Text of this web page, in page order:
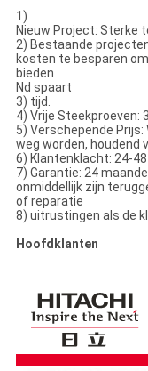
1)
Nieuw Project: Sterke
2) Bestaande
kosten te besparen
bieden
Nd spaart
3) tijd.
4) Vrije Steekproeven:
5) Verschepende Prijs:
weg worden, houdend
6) Klantenklacht: 24-
7) Garantie: 24
onmiddellijk zijn
of reparatie
8) uitrustingen als de
Hoofdklanten